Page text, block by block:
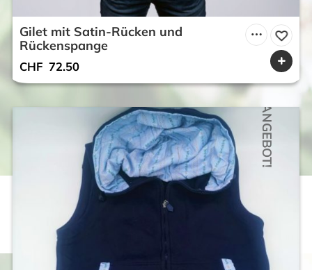
Gilet mit Satin-Rücken und
Rückenspange
CHF 72.50
ANGEBOT!